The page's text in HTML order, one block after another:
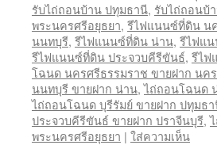
รับไถ่ถอนบ้าน ปทุมธานี, รับไถ่ถอนบ้
พระนครศรีอยุธยา, รีไฟแนนซ์ที่ดิน น
นนทบุรี, รีไฟแนนซ์ที่ดิน น่าน, รีไฟแ
รีไฟแนนซ์ที่ดิน ประจวบคีรีขันธ์, รีไฟ
โฉนด นครศรีธรรมราช ขายฝาก นค
นนทบุรี ขายฝาก น่าน,ไถ่ถอนโฉนด
ไถ่ถอนโฉนด บุรีรัมย์ ขายฝาก ปทุมธ
ประจวบคีรีขันธ์ ขายฝาก ปราจีนบุรี,
พระนครศรีอยุธยา | ใส่ความเห็น